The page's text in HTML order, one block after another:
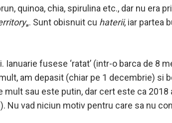
quinoa, chia, spirulina etc., dar nu era
„. Sunt obisnuit cu haterii, iar partea
fusese ‘ratat’ (intr-o barca de 8
am depasit (chiar pe 1 decembrie) si
mult sau este putin, dar cert este ca 2018
Nu vad niciun motiv pentru care sa nu